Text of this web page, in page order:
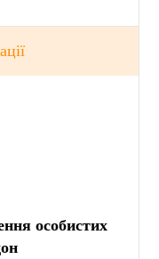
особистих